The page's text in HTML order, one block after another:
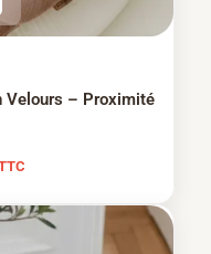
Velours – Proximité